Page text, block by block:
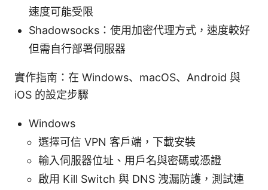
速度可能受限
Shadowsocks：使用加密代理方式，速度較好
但需自行部署伺服器
實作指南：在 Windows、macOS、Android 與
iOS 的設定步驟
Windows
選擇可信 VPN 客戶端，下載安裝
輸入伺服器位址、用戶名與密碼或憑證
啟用 Kill Switch 與 DNS 洩漏防護，測試連